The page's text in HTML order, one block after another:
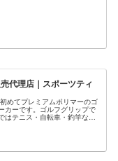
代理店｜スポーツティ
めてプレミアムポリマーのゴ
カーです。ゴルフグリップで
テニス・自転車・釣竿など
。